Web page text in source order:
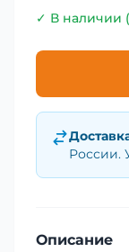
✓ В наличии
России.
Описание